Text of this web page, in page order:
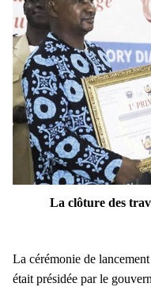
La clôture des
La cérémonie de
était présidée par le